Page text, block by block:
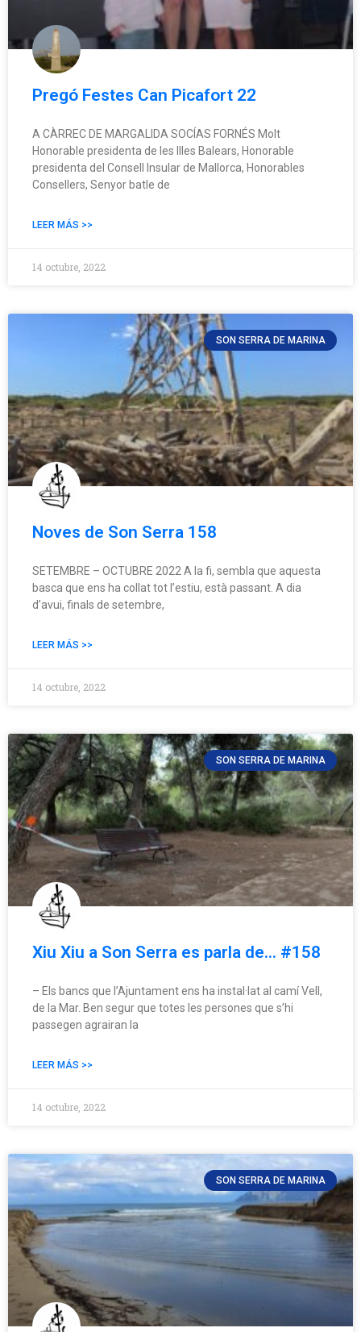
Pregó Festes Can Picafort 22
A CÀRREC DE MARGALIDA SOCÍAS FORNÉS Molt
Honorable presidenta de les Illes Balears, Honorable
presidenta del Consell Insular de Mallorca, Honorables
Consellers, Senyor batle de
LEER MÁS >>
14 octubre, 2022
SON SERRA DE MARINA
Noves de Son Serra 158
SETEMBRE – OCTUBRE 2022 A la fi, sembla que aquesta
basca que ens ha collat tot l’estiu, està passant. A dia
d’avui, finals de setembre,
LEER MÁS >>
14 octubre, 2022
SON SERRA DE MARINA
Xiu Xiu a Son Serra es parla de… #158
– Els bancs que l’Ajuntament ens ha instal·lat al camí Vell,
de la Mar. Ben segur que totes les persones que s’hi
passegen agrairan la
LEER MÁS >>
14 octubre, 2022
SON SERRA DE MARINA